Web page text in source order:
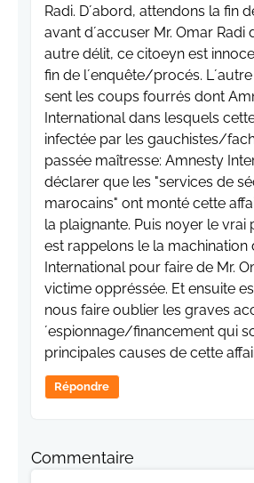
Radi. D´abord, attendons la fin
avant d´accuser Mr. Omar Radi
autre délit, ce citoeyn est
fin de l´enquête/procés.
sent les coups fourrés dont
International dans lesquels
infectée par les gauchistes/
passée maîtresse: Amnesty
déclarer que les "services de
marocains" ont monté cette
la plaignante. Puis noyer le
est rappelons le la machination
International pour faire de Mr.
victime oppréssée. Et ensuite
nous faire oublier les graves
´espionnage/financement qui
principales causes de cette
Répondre
Commentaire